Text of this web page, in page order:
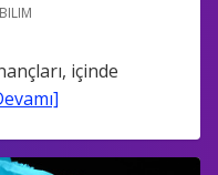
BILIM
içinde